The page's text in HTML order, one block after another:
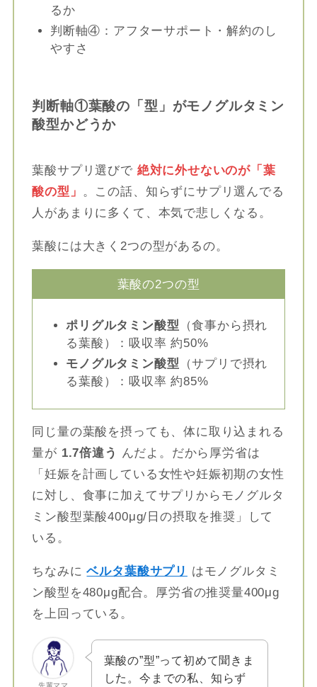
るか
判断軸④：アフターサポート・解約のし
やすさ
判断軸①葉酸の「型」がモノグルタミン
酸型かどうか
葉酸サプリ選びで 絶対に外せないのが「葉
酸の型」 。この話、知らずにサプリ選んでる
人があまりに多くて、本気で悲しくなる。
葉酸には大きく2つの型があるの。
葉酸の2つの型
ポリグルタミン酸型 （食事から摂れ
る葉酸）：吸収率 約50%
モノグルタミン酸型 （サプリで摂れ
る葉酸）：吸収率 約85%
同じ量の葉酸を摂っても、体に取り込まれる
量が 1.7倍違う
んだよ。だから厚労省は
「妊娠を計画している女性や妊娠初期の女性
に対し、食事に加えてサプリからモノグルタ
ミン酸型葉酸400μg/日の摂取を推奨」して
いる。
ちなみにベルタ葉酸サプリ はモノグルタミ
ン酸型を480μg配合。厚労省の推奨量400μg
を上回っている。
先輩ママ
葉酸の”型”って初めて聞きま
した。今までの私、知らず